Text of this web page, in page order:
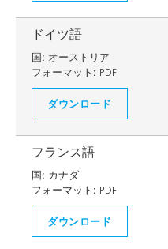
ドイツ語
国: オーストリア
フォーマット: PDF
ダウンロード
フランス語
国: カナダ
フォーマット: PDF
ダウンロード